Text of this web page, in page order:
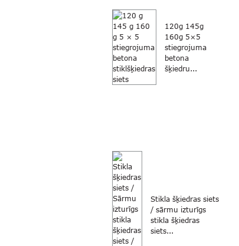
120g 145g
160g 5×5
stiegrojuma
betona
šķiedru...
Stikla šķiedras siets
/ sārmu izturīgs
stikla šķiedras
siets...